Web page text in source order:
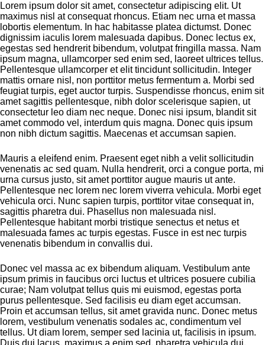
d
s
o
f
1
m
i
n
u
t
e
,
3
7
s
c
o
n
d
s
Lorem ipsum dolor sit amet, consectetur adipiscing elit. Ut
maximus nisl at consequat rhoncus. Etiam nec urna et massa
lobortis elementum. In hac habitasse platea dictumst. Donec
dignissim iaculis lorem malesuada dapibus. Donec lectus ex,
egestas sed hendrerit bibendum, volutpat fringilla massa. Nam
ipsum magna, ullamcorper sed enim sed, laoreet ultrices tellus.
Pellentesque ullamcorper et elit tincidunt sollicitudin. Integer
mattis ornare nisl, non porttitor metus fermentum a. Morbi sed
feugiat turpis, eget auctor turpis. Suspendisse rhoncus, enim sit
amet sagittis pellentesque, nibh dolor scelerisque sapien, ut
consectetur leo diam nec neque. Donec nisi ipsum, blandit sit
amet commodo vel, interdum quis magna. Donec quis ipsum
non nibh dictum sagittis. Maecenas et accumsan sapien.
Mauris a eleifend enim. Praesent eget nibh a velit sollicitudin
venenatis ac sed quam. Nulla hendrerit, orci a congue porta, mi
urna cursus justo, sit amet porttitor augue mauris ut ante.
Pellentesque nec lorem nec lorem viverra vehicula. Morbi eget
vehicula orci. Nunc sapien turpis, porttitor vitae consequat in,
sagittis pharetra dui. Phasellus non malesuada nisl.
Pellentesque habitant morbi tristique senectus et netus et
malesuada fames ac turpis egestas. Fusce in est nec turpis
venenatis bibendum in convallis dui.
Donec vel massa ac ex bibendum aliquam. Vestibulum ante
ipsum primis in faucibus orci luctus et ultrices posuere cubilia
curae; Nam volutpat tellus quis mi euismod, egestas porta
purus pellentesque. Sed facilisis eu diam eget accumsan.
Proin et accumsan tellus, sit amet gravida nunc. Donec metus
lorem, vestibulum venenatis sodales ac, condimentum vel
tellus. Ut diam lorem, semper sed lacinia ut, facilisis in ipsum.
Duis dui lacus, maximus a enim sed, pharetra vehicula dui.